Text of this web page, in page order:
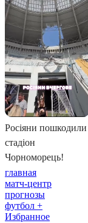
главная
матч-центр
прогнозы
футбол +
Избранное